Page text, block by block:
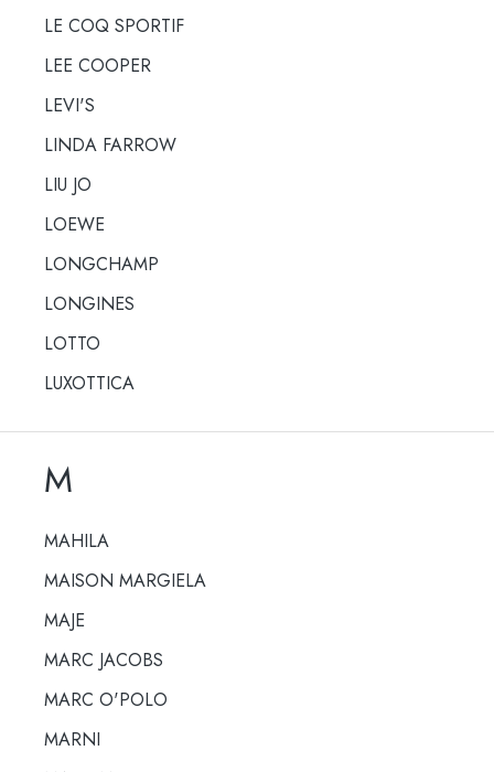
LE COQ SPORTIF
LEE COOPER
LEVI'S
LINDA FARROW
LIU JO
LOEWE
LONGCHAMP
LONGINES
LOTTO
LUXOTTICA
M
MAHILA
MAISON MARGIELA
MAJE
MARC JACOBS
MARC O'POLO
MARNI